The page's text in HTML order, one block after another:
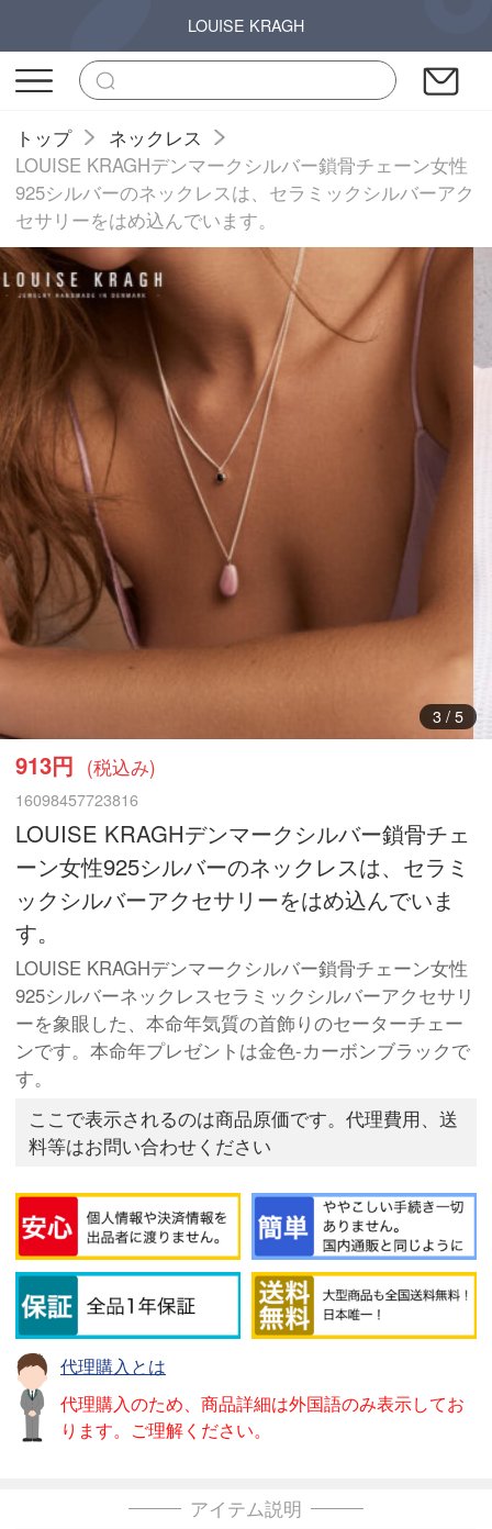
LOUISE KRAGH
トップ
ネックレス
LOUISE KRAGHデンマークシルバー鎖骨チェーン女性
925シルバーのネックレスは、セラミックシルバーアク
セサリーをはめ込んでいます。
3/ 5
913円 (税込み)
16098457723816
LOUISE KRAGHデンマークシルバー鎖骨チェ
ーン女性925シルバーのネックレスは、セラミ
ックシルバーアクセサリーをはめ込んでいま
す。
LOUISE KRAGHデンマークシルバー鎖骨チェーン女性
925シルバーネックレスセラミックシルバーアクセサリ
ーを象眼した、本命年気質の首飾りのセーターチェー
ンです。本命年プレゼントは金色-カーボンブラックで
す。
ここで表示されるのは商品原価です。代理費用、送
料等はお問い合わせください
代理購入とは
代理購入のため、商品詳細は外国語のみ表示してお
ります。ご理解ください。
アイテム説明